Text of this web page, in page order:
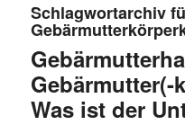
Schlagwortarchiv
Gebärmutter(-
Was ist der